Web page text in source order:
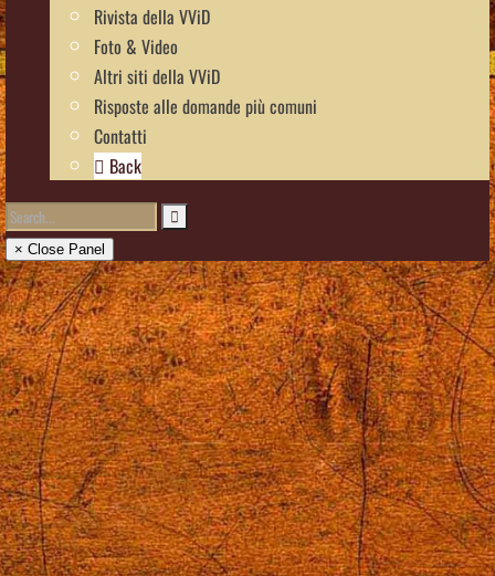
Rivista della VViD
Foto & Video
Altri siti della VViD
Risposte alle domande più comuni
Contatti
Back
× Close Panel